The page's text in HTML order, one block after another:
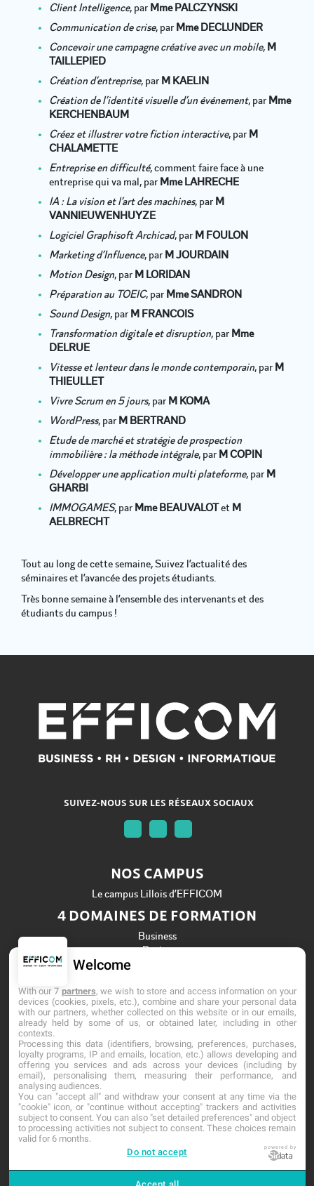
Client Intelligence, par Mme PALCZYNSKI
Communication de crise, par Mme DECLUNDER
Concevoir une campagne créative avec un mobile, M
TAILLEPIED
Création d’entreprise, par M KAELIN
Création de l’identité visuelle d’un événement, par Mme
KERCHENBAUM
Créez et illustrer votre fiction interactive, par M
CHALAMETTE
Entreprise en difficulté, comment faire face à une
entreprise qui va mal, par Mme LAHRECHE
IA : La vision et l’art des machines, par M
VANNIEUWENHUYZE
Logiciel Graphisoft Archicad, par M FOULON
Marketing d’Influence, par M JOURDAIN
Motion Design, par M LORIDAN
Préparation au TOEIC, par Mme SANDRON
Sound Design, par M FRANCOIS
Transformation digitale et disruption, par Mme
DELRUE
Vitesse et lenteur dans le monde contemporain, par M
THIEULLET
Vivre Scrum en 5 jours, par M KOMA
WordPress, par M BERTRAND
Etude de marché et stratégie de prospection
immobilière : la méthode intégrale, par M COPIN
Développer une application multi plateforme, par M
GHARBI
IMMOGAMES, par Mme BEAUVALOTet M
AELBRECHT
Tout au long de cette semaine, Suivez l’actualité des
séminaires et l’avancée des projets étudiants.
Très bonne semaine à l’ensemble des intervenants et des
étudiants du campus !
SUIVEZ-NOUS SUR LES RÉSEAUX SOCIAUX
NOS CAMPUS
Le campus Lillois d’EFFICOM
4 DOMAINES DE FORMATION
Business
Design
Informatique
Établissement d'Enseignement Supérieur Privé Technique
Dernière mise à jour : Mai 2026
Mentions légales
Welcome
With our 7 partners, we wish to store and access information on your
devices (cookies, pixels, etc.), combine and share your personal data
with our partners, whether collected on this website or in our emails,
already held by some of us, or obtained later, including in other
contexts.
Processing this data (identifiers, browsing, preferences, purchases,
loyalty programs, IP and emails, location, etc.) allows developing and
offering you services and ads across your devices (including by
email), personalising them, measuring their performance, and
analysing audiences.
You can "accept all" and withdraw your consent at any time via the
"cookie" icon, or "continue without accepting" trackers and activities
subject to consent. You can also "set detailed preferences" and object
to processing activities not subject to consent. These choices remain
valid for 6 months.
Do not accept
powered by
Accept all